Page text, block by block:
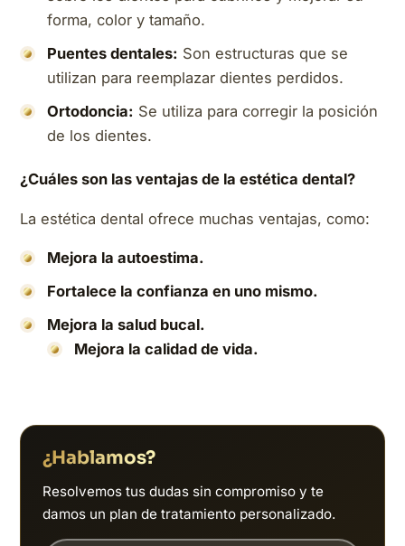
forma, color y tamaño.
Puentes dentales: Son estructuras que se
utilizan para reemplazar dientes perdidos.
Ortodoncia: Se utiliza para corregir la posición
de los dientes.
¿Cuáles son las ventajas de la estética dental?
La estética dental ofrece muchas ventajas, como:
Mejora la autoestima.
Fortalece la confianza en uno mismo.
Mejora la salud bucal.
Mejora la calidad de vida.
¿Hablamos?
Resolvemos tus dudas sin compromiso y te
damos un plan de tratamiento personalizado.